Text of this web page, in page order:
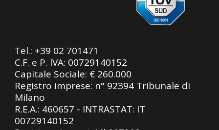
Tel.: +39 02 701471
C.F. e P. IVA: 00729140152
Capitale Sociale: € 260.000
Registro imprese: n° 92394 Tribunale di
Milano
R.E.A.: 460657 - INTRASTAT: IT
00729140152